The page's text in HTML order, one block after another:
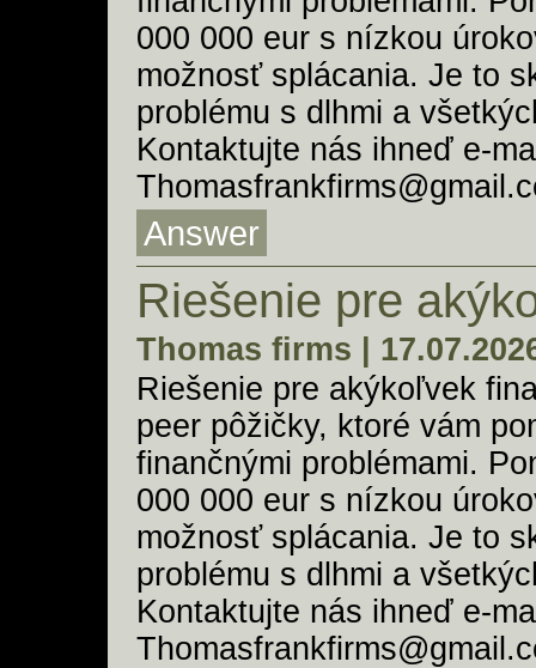
000 000 eur s nízkou
možnosť splácania. Je to
problému s dlhmi a
Kontaktujte nás ihneď e-
Answer
Riešenie pre
Thomas firms |
Riešenie pre akýkoľvek
peer pôžičky, ktoré vám
finančnými problémami.
000 000 eur s nízkou
možnosť splácania. Je to
problému s dlhmi a
Kontaktujte nás ihneď e-